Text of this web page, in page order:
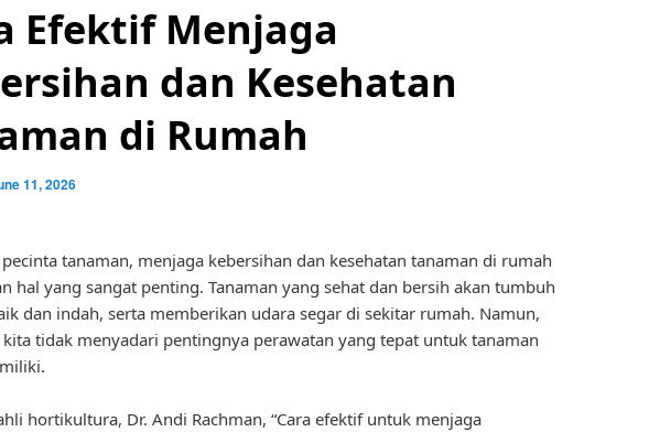
Efektif Menjaga
dan Kesehatan
di Rumah
11, 2026
tanaman, menjaga kebersihan dan kesehatan tanaman di rumah
hal yang sangat penting. Tanaman yang sehat dan bersih akan tumbuh
dan indah, serta memberikan udara segar di sekitar rumah. Namun,
tidak menyadari pentingnya perawatan yang tepat untuk tanaman
hortikultura, Dr. Andi Rachman, “Cara efektif untuk menjaga